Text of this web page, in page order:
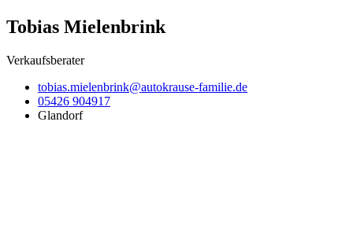
Tobias Mielenbrink
Verkaufsberater
tobias.mielenbrink@autokrause-familie.de
05426 904917
Glandorf